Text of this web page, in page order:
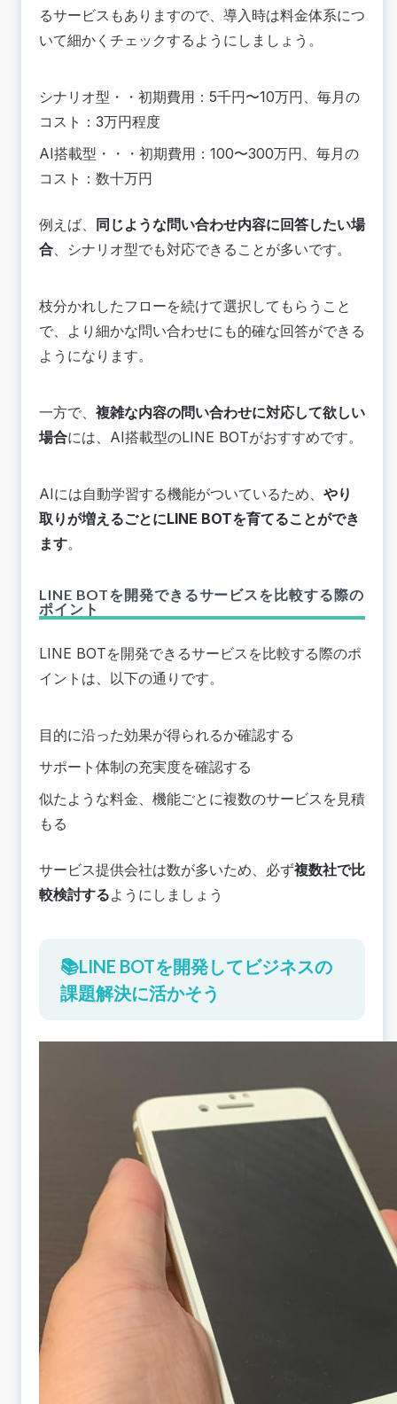
るサービスもありますので、導入時は料金体系につ
いて細かくチェックするようにしましょう。
シナリオ型・・初期費用：5千円〜10万円、毎月の
コスト：3万円程度
AI搭載型・・・初期費用：100〜300万円、毎月の
コスト：数十万円
例えば、 同じような問い合わせ内容に回答したい場
合 、シナリオ型でも対応できることが多いです。
枝分かれしたフローを続けて選択してもらうこと
で、より細かな問い合わせにも的確な回答ができる
ようになります。
一方で、 複雑な内容の問い合わせに対応して欲しい
場合には、AI搭載型のLINE BOTがおすすめです。
AIには自動学習する機能がついているため、 やり
取りが増えるごとにLINE BOTを育てることができ
ます。
LINE BOTを開発できるサービスを比較する際の
ポイント
LINE BOTを開発できるサービスを比較する際のポ
イントは、以下の通りです。
目的に沿った効果が得られるか確認する
サポート体制の充実度を確認する
似たような料金、機能ごとに複数のサービスを見積
もる
サービス提供会社は数が多いため、必ず複数社で比
較検討するようにしましょう
📚LINE BOTを開発してビジネスの
課題解決に活かそう